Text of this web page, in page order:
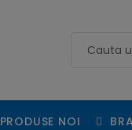
PRODUSE NOI